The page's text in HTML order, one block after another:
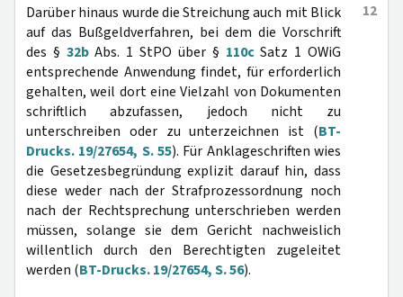
12
Darüber hinaus wurde die Streichung auch mit Blick
auf das Bußgeldverfahren, bei dem die Vorschrift
des § 32bAbs. 1 StPO über § 110cSatz 1 OWiG
entsprechende Anwendung findet, für erforderlich
gehalten, weil dort eine Vielzahl von Dokumenten
schriftlich abzufassen, jedoch nicht zu
unterschreiben oder zu unterzeichnen ist (BT-
Drucks. 19/27654, S. 55). Für Anklageschriften wies
die Gesetzesbegründung explizit darauf hin, dass
diese weder nach der Strafprozessordnung noch
nach der Rechtsprechung unterschrieben werden
müssen, solange sie dem Gericht nachweislich
willentlich durch den Berechtigten zugeleitet
werden (BT-Drucks. 19/27654, S. 56).